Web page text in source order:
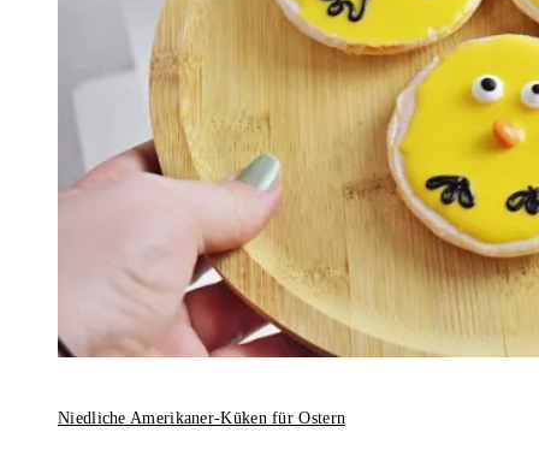
Niedliche Amerikaner-Küken für Ostern